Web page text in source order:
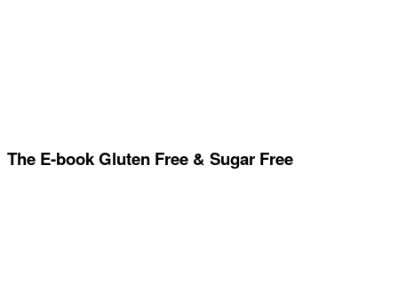
The E-book Gluten Free & Sugar Free